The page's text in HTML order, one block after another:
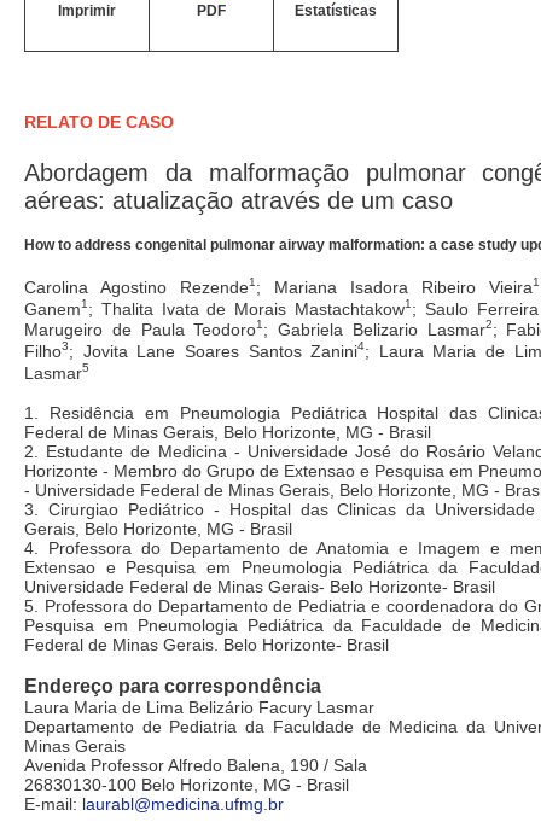
Imprimir PDF Estatísticas
RELATO DE CASO
Abordagem da malformação pulmonar
aéreas: atualização através de um caso
How to address congenital pulmonar airway malformation: a case study
Carolina Agostino Rezende1 ; Mariana Isadora Ribeiro Vieira1
Ganem1 ; Thalita Ivata de Morais Mastachtakow1 ; Saulo
Marugeiro de Paula Teodoro1; Gabriela Belizario Lasmar2;
Filho3; Jovita Lane Soares Santos Zanini4; Laura Maria de
Lasmar5
1. Residência em Pneumologia Pediátrica Hospital das
Federal de Minas Gerais, Belo Horizonte, MG - Brasil
2. Estudante de Medicina - Universidade José do Rosário
Horizonte - Membro do Grupo de Extensao e Pesquisa em
- Universidade Federal de Minas Gerais, Belo Horizonte, MG -
3. Cirurgiao Pediátrico - Hospital das Clinicas da
Gerais, Belo Horizonte, MG - Brasil
4. Professora do Departamento de Anatomia e Imagem e
Extensao e Pesquisa em Pneumologia Pediátrica da
Universidade Federal de Minas Gerais- Belo Horizonte- Brasil
5. Professora do Departamento de Pediatria e coordenadora do
Pesquisa em Pneumologia Pediátrica da Faculdade de
Federal de Minas Gerais. Belo Horizonte- Brasil
Endereço para correspondência
Laura Maria de Lima Belizário Facury Lasmar
Departamento de Pediatria da Faculdade de Medicina da
Minas Gerais
Avenida Professor Alfredo Balena, 190 / Sala
26830130-100 Belo Horizonte, MG - Brasil
E-mail: laurabl@medicina.ufmg.br